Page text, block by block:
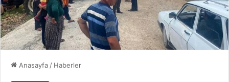
Anasayfa / Haberler